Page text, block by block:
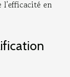
l'efficacité en